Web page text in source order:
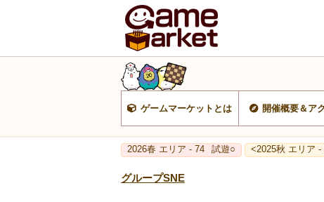
ゲームマーケットとは 開催概要＆ア
2026春 エリア - 74 試遊○ <2025秋 エリア -
グループSNE